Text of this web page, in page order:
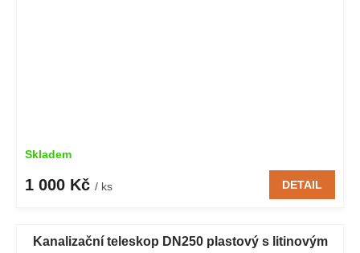
Skladem
1 000 Kč / ks DETAIL
Kanalizační teleskop DN250 plastový s litinovým